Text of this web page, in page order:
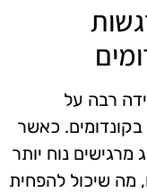
רבה על
בקונדומים. כאשר
מרגישים נוח יותר
שיכול להפחית